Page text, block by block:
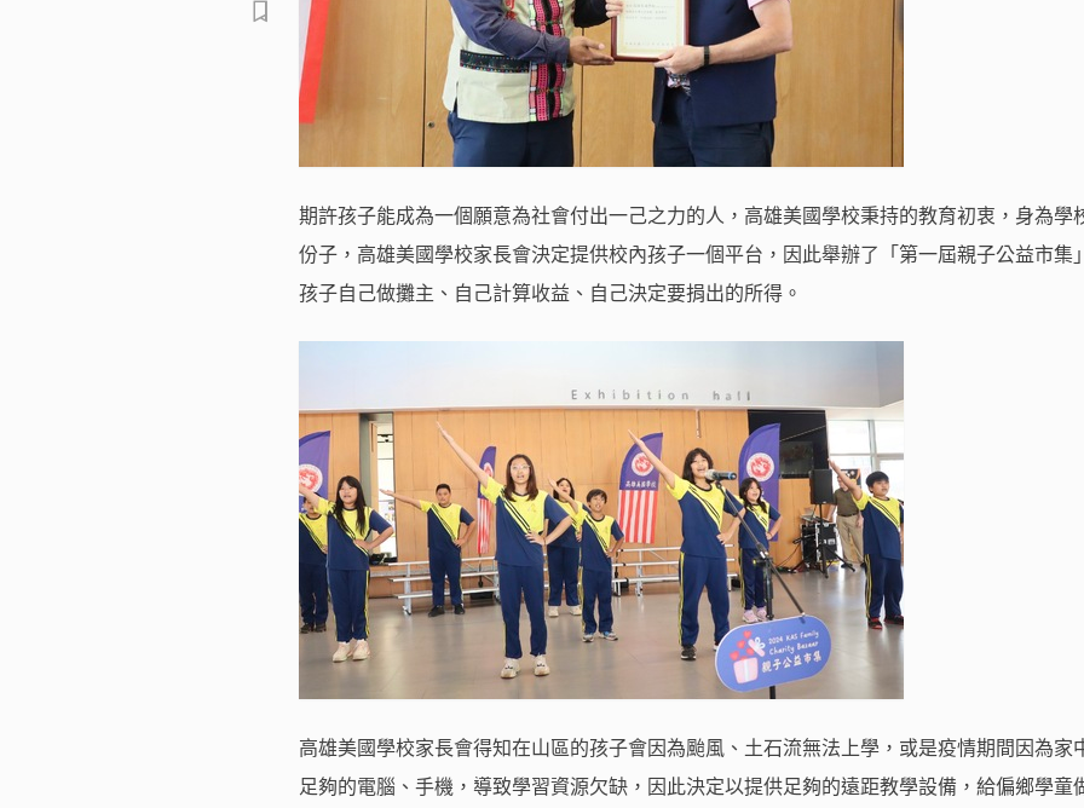
期許孩子能成為一個願意為社會付出一己之力的人，高雄美國學校秉持的教育初衷，身為學
份子，高雄美國學校家長會決定提供校內孩子一個平台，因此舉辦了「第一屆親子公益市集
孩子自己做攤主、自己計算收益、自己決定要捐出的所得。
高雄美國學校家長會得知在山區的孩子會因為颱風、土石流無法上學，或是疫情期間因為家
足夠的電腦、手機，導致學習資源欠缺，因此決定以提供足夠的遠距教學設備，給偏鄉學童